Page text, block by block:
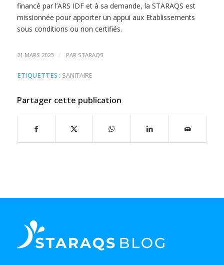
financé par l’ARS IDF et à sa demande, la STARAQS est
missionnée pour apporter un appui aux Etablissements
sous conditions ou non certifiés.
21 MARS 2023 / PAR STARAQS
ETIQUETTES : SANITAIRE
Partager cette publication